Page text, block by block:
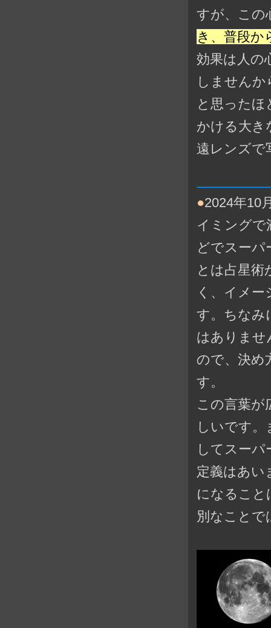
すが、この
き、普段か
効果は人の
しません
と思った
かける大き
遠レンズで
●2024年10
イミングで
どでスー
とは占星術
く、イメ
す。ちなみ
はありませ
ので、決め
す。
この言葉が
しいです。
して スーパ
定義はあい
になること
別なことで